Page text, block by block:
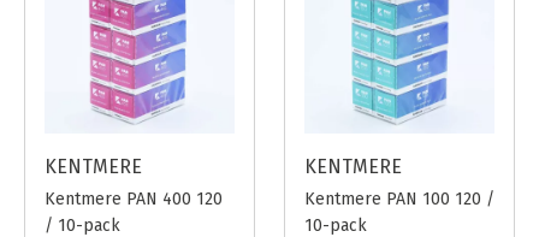
KENTMERE
Kentmere PAN 400 120
/ 10-pack
KENTMERE
Kentmere PAN 100 120 /
10-pack